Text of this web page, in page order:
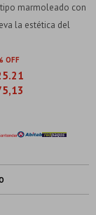
marmoleado con
la estética del